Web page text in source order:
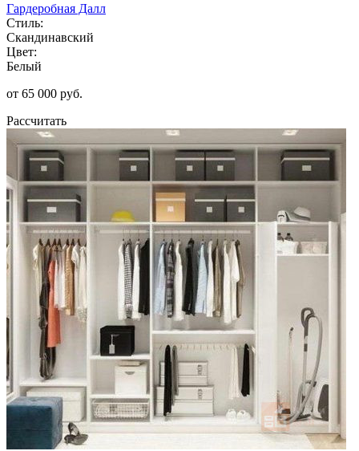
Гардеробная Далл
Стиль:
Скандинавский
Цвет:
Белый
от 65 000 руб.
Рассчитать